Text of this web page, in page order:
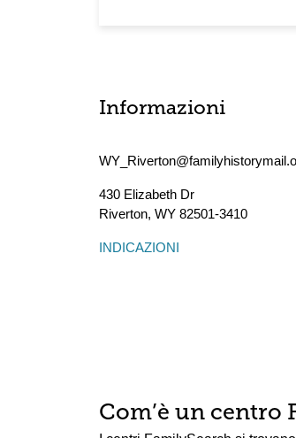
Informazioni
430 Elizabeth Dr
Riverton, WY 82501-3410
INDICAZIONI
Com’è un centro